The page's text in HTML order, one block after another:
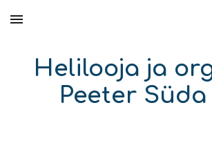
Skip to main content
Helilooja ja
Peeter Süda